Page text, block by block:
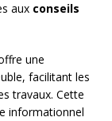
aux conseils
une
facilitant les
travaux. Cette
informationnel